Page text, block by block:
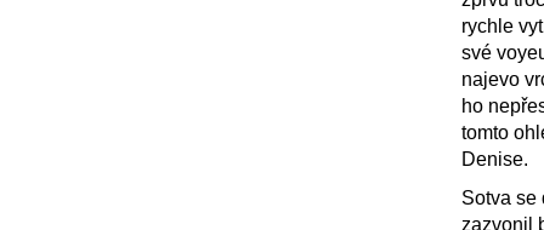
rychle
své
najevo
ho
tomto
Denise.
Sotva se
zazvonil